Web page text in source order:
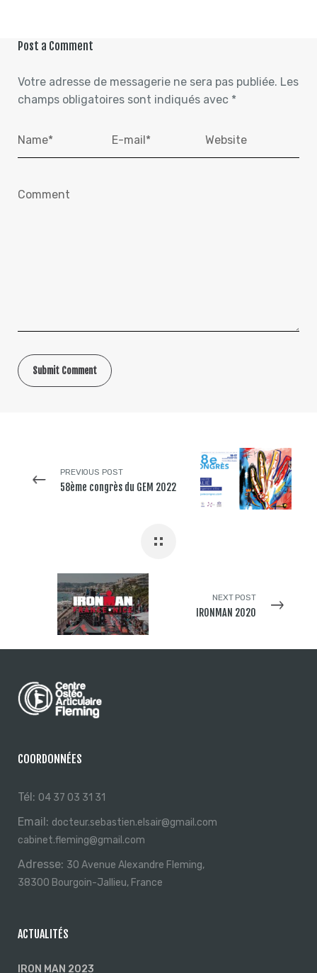
Post a Comment
Votre adresse de messagerie ne sera pas publiée. Les
champs obligatoires sont indiqués avec *
PREVIOUS POST
58ème congrès du GEM 2022
NEXT POST
IRONMAN 2020
COORDONNÉES
Tél: 04 37 03 31 31
Email: docteur.sebastien.elsair@gmail.com
cabinet.fleming@gmail.com
Adresse: 30 Avenue Alexandre Fleming,
38300 Bourgoin-Jallieu, France
ACTUALITÉS
IRON MAN 2023